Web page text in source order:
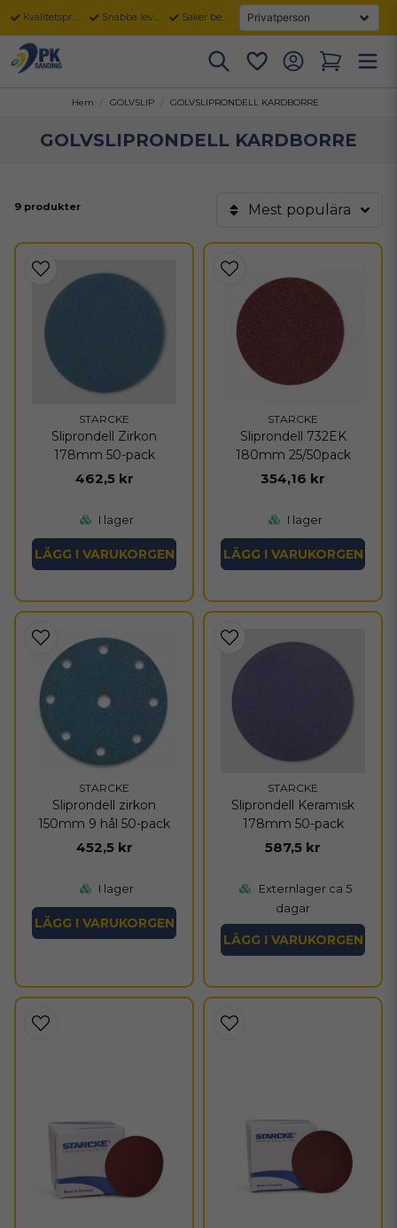
Kvalitetsprodukter Snabba leveranser Säker betalning
Hem GOLVSLIP GOLVSLIPRONDELL KARDBORRE
GOLVSLIPRONDELL KARDBORRE
9 produkter Mest populära
STARCKE
Sliprondell Zirkon
178mm 50-pack
462,5 kr
I lager
LÄGG I VARUKORGEN
STARCKE
Sliprondell 732EK
180mm 25/50pack
354,16 kr
I lager
LÄGG I VARUKORGEN
STARCKE
Sliprondell zirkon
150mm 9 hål 50-pack
452,5 kr
I lager
LÄGG I VARUKORGEN
STARCKE
Sliprondell Keramisk
178mm 50-pack
587,5 kr
Externlager ca 5
dagar
LÄGG I VARUKORGEN